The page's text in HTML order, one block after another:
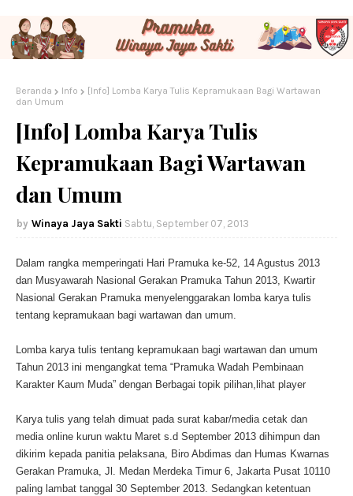
Beranda Info
[Info] Lomba Karya Tulis Kepramukaan Bagi Wartawan
dan Umum
[Info] Lomba Karya Tulis
Kepramukaan Bagi Wartawan
dan Umum
Winaya Jaya Sakti Sabtu, September 07, 2013
Dalam rangka memperingati Hari Pramuka ke-52, 14 Agustus 2013
dan Musyawarah Nasional Gerakan Pramuka Tahun 2013, Kwartir
Nasional Gerakan Pramuka menyelenggarakan lomba karya tulis
tentang kepramukaan bagi wartawan dan umum.
Lomba karya tulis tentang kepramukaan bagi wartawan dan umum
Tahun 2013 ini mengangkat tema “Pramuka Wadah Pembinaan
Karakter Kaum Muda” dengan Berbagai topik pilihan,lihat player
Karya tulis yang telah dimuat pada surat kabar/media cetak dan
media online kurun waktu Maret s.d September 2013 dihimpun dan
dikirim kepada panitia pelaksana, Biro Abdimas dan Humas Kwarnas
Gerakan Pramuka, Jl. Medan Merdeka Timur 6, Jakarta Pusat 10110
paling lambat tanggal 30 September 2013. Sedangkan ketentuan